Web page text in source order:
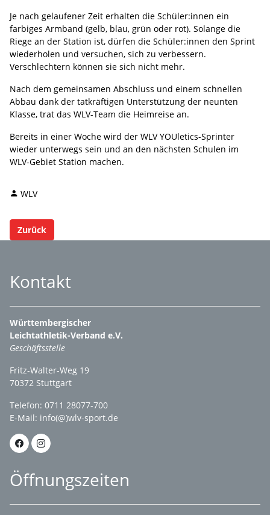
Je nach gelaufener Zeit erhalten die Schüler:innen ein
farbiges Armband (gelb, blau, grün oder rot). Solange die
Riege an der Station ist, dürfen die Schüler:innen den Sprint
wiederholen und versuchen, sich zu verbessern.
Verschlechtern können sie sich nicht mehr.
Nach dem gemeinsamen Abschluss und einem schnellen
Abbau dank der tatkräftigen Unterstützung der neunten
Klasse, trat das WLV-Team die Heimreise an.
Bereits in einer Woche wird der WLV YOUletics-Sprinter
wieder unterwegs sein und an den nächsten Schulen im
WLV-Gebiet Station machen.
WLV
Zurück
Kontakt
Württembergischer
Leichtathletik-Verband e.V.
Geschäftsstelle
Fritz-Walter-Weg 19
70372 Stuttgart
Telefon: 0711 28077-700
E-Mail: info(@)wlv-sport.de
Öffnungszeiten